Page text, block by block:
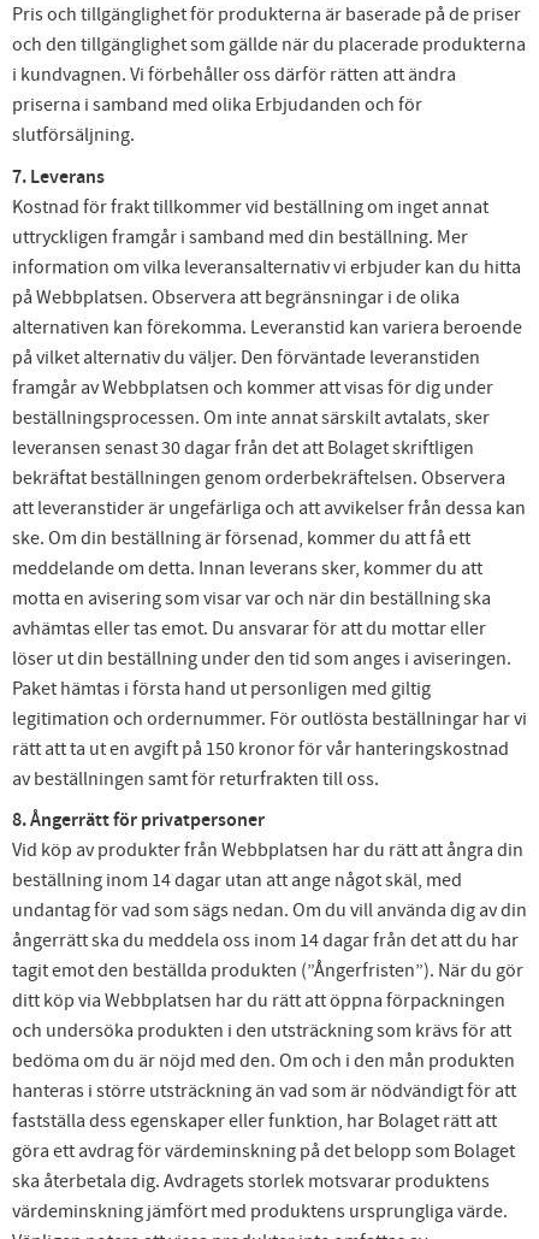
Pris och tillgänglighet för produkterna är baserade på de priser
och den tillgänglighet som gällde när du placerade produkterna
i kundvagnen. Vi förbehåller oss därför rätten att ändra
priserna i samband med olika Erbjudanden och för
slutförsäljning.
7. Leverans
Kostnad för frakt tillkommer vid beställning om inget annat
uttryckligen framgår i samband med din beställning. Mer
information om vilka leveransalternativ vi erbjuder kan du hitta
på Webbplatsen. Observera att begränsningar i de olika
alternativen kan förekomma. Leveranstid kan variera beroende
på vilket alternativ du väljer. Den förväntade leveranstiden
framgår av Webbplatsen och kommer att visas för dig under
beställningsprocessen. Om inte annat särskilt avtalats, sker
leveransen senast 30 dagar från det att Bolaget skriftligen
bekräftat beställningen genom orderbekräftelsen. Observera
att leveranstider är ungefärliga och att avvikelser från dessa kan
ske. Om din beställning är försenad, kommer du att få ett
meddelande om detta. Innan leverans sker, kommer du att
motta en avisering som visar var och när din beställning ska
avhämtas eller tas emot. Du ansvarar för att du mottar eller
löser ut din beställning under den tid som anges i aviseringen.
Paket hämtas i första hand ut personligen med giltig
legitimation och ordernummer. För outlösta beställningar har vi
rätt att ta ut en avgift på 150 kronor för vår hanteringskostnad
av beställningen samt för returfrakten till oss.
8. Ångerrätt för privatpersoner
Vid köp av produkter från Webbplatsen har du rätt att ångra din
beställning inom 14 dagar utan att ange något skäl, med
undantag för vad som sägs nedan. Om du vill använda dig av din
ångerrätt ska du meddela oss inom 14 dagar från det att du har
tagit emot den beställda produkten (”Ångerfristen”). När du gör
ditt köp via Webbplatsen har du rätt att öppna förpackningen
och undersöka produkten i den utsträckning som krävs för att
bedöma om du är nöjd med den. Om och i den mån produkten
hanteras i större utsträckning än vad som är nödvändigt för att
fastställa dess egenskaper eller funktion, har Bolaget rätt att
göra ett avdrag för värdeminskning på det belopp som Bolaget
ska återbetala dig. Avdragets storlek motsvarar produktens
värdeminskning jämfört med produktens ursprungliga värde.